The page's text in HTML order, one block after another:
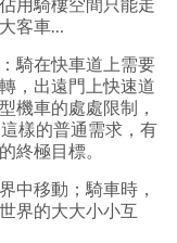
客車…
騎在快車道上需要
，出遠門上快速道
機車的處處限制，
樣的普通需求，有
終極目標。
移動；騎車時，
界的大大小小互